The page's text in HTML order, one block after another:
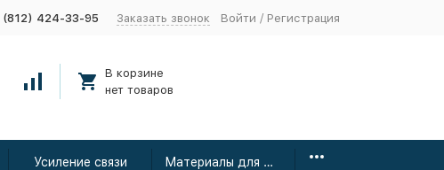
(812) 424-33-95 Заказать звонок Войти / Регистрация
В корзине
нет товаров
Усиление связи Материалы для монтажа